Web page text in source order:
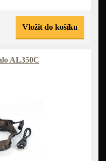
Vložit do košíku
AL350C